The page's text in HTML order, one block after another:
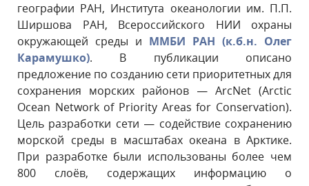
географии РАН, Института океанологии им. П.П.
Ширшова РАН, Всероссийского НИИ охраны
окружающей среды и ММБИ РАН (к.б.н. Олег
Карамушко). В публикации описано
предложение по созданию сети приоритетных для
сохранения морских районов — ArcNet (Arctic
Ocean Network of Priority Areas for Conservation).
Цель разработки сети — содействие сохранению
морской среды в масштабах океана в Арктике.
При разработке были использованы более чем
800 слоёв, содержащих информацию о